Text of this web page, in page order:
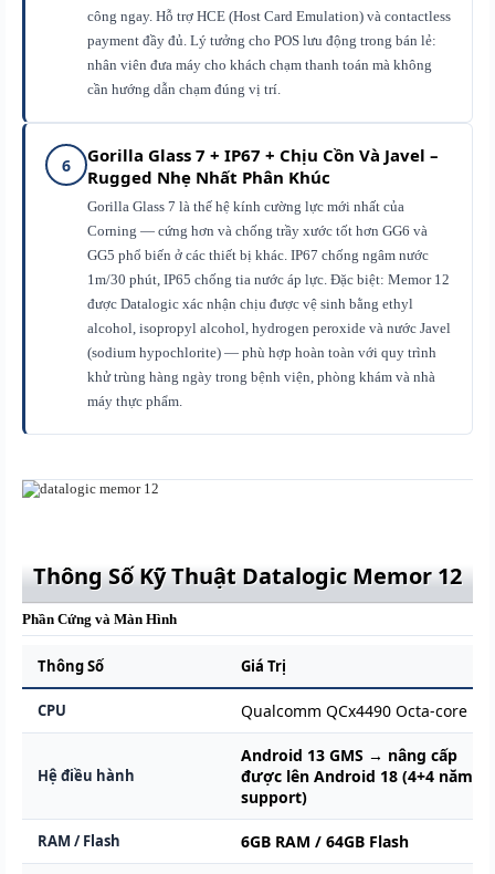
công ngay. Hỗ trợ HCE (Host Card Emulation) và contactless
payment đầy đủ. Lý tưởng cho POS lưu động trong bán lẻ:
nhân viên đưa máy cho khách chạm thanh toán mà không
cần hướng dẫn chạm đúng vị trí.
6
Gorilla Glass 7 + IP67 + Chịu Cồn Và Javel –
Rugged Nhẹ Nhất Phân Khúc
Gorilla Glass 7 là thế hệ kính cường lực mới nhất của
Corning — cứng hơn và chống trầy xước tốt hơn GG6 và
GG5 phổ biến ở các thiết bị khác. IP67 chống ngâm nước
1m/30 phút, IP65 chống tia nước áp lực. Đặc biệt: Memor 12
được Datalogic xác nhận chịu được vệ sinh bằng ethyl
alcohol, isopropyl alcohol, hydrogen peroxide và nước Javel
(sodium hypochlorite) — phù hợp hoàn toàn với quy trình
khử trùng hàng ngày trong bệnh viện, phòng khám và nhà
máy thực phẩm.
Thông Số Kỹ Thuật Datalogic Memor 12
Phần Cứng và Màn Hình
Thông Số Giá Trị
CPU Qualcomm QCx4490 Octa-core
Hệ điều hành
Android 13 GMS → nâng cấp
được lên Android 18 (4+4 năm
support)
RAM / Flash 6GB RAM / 64GB Flash